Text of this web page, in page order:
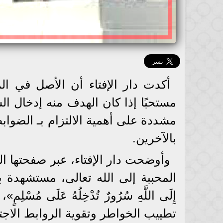
أكدت دار الإفتاء أن الأصل في
مستحبًا إذا كان الهدف منه إدخال
مشددة على أهمية الالتزام بـ
بالآخرين.
وأوضحت دار الإفتاء، عبر صفحتها
المحببة إلى الله تعالى،
إِلَى اللَّهِ سُرُورٌ تُدْخِلُهُ عَلَى
تطييب الخواطر وتقوية الروابط